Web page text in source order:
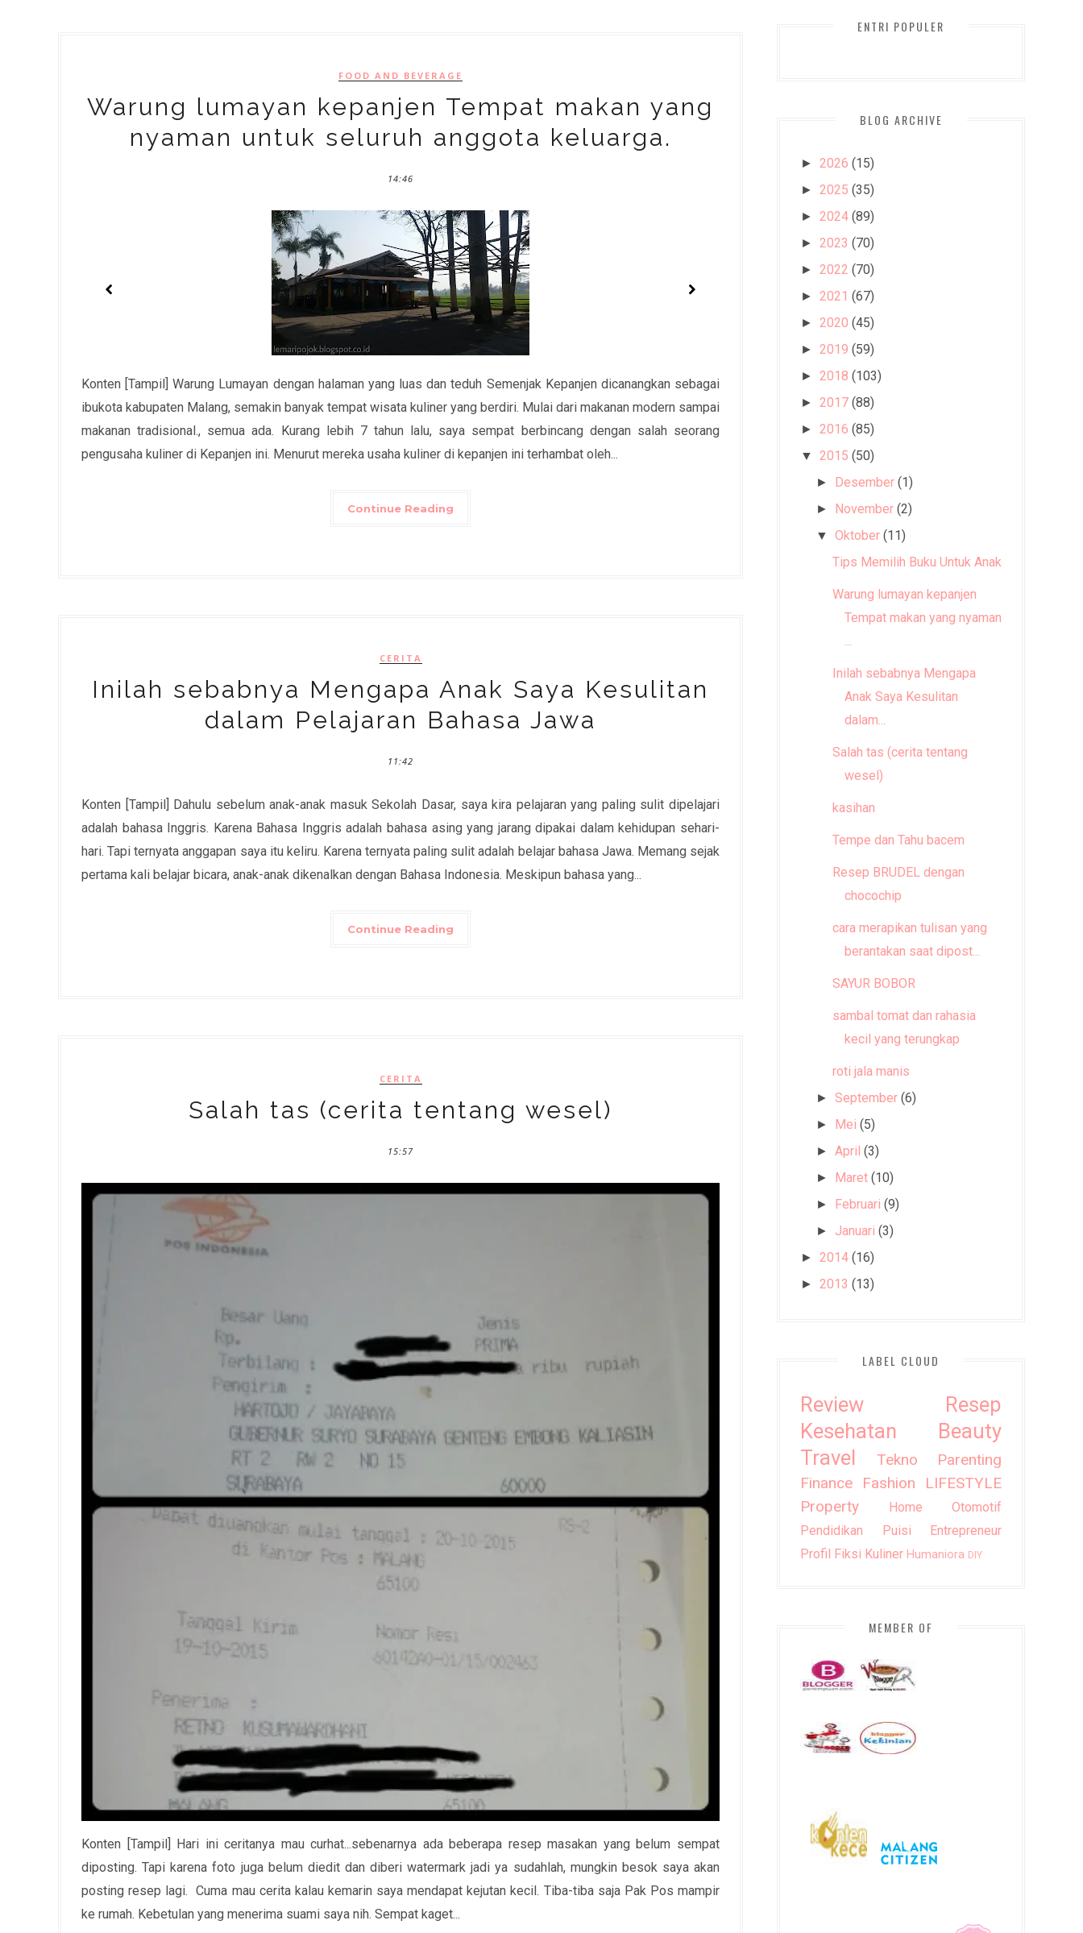
FOOD AND BEVERAGE
Warung lumayan kepanjen Tempat makan yang
nyaman untuk seluruh anggota keluarga.
14:46
Konten [Tampil] Warung Lumayan dengan halaman yang luas dan teduh Semenjak Kepanjen dicanangkan sebagai
ibukota kabupaten Malang, semakin banyak tempat wisata kuliner yang berdiri. Mulai dari makanan modern sampai
makanan tradisional., semua ada. Kurang lebih 7 tahun lalu, saya sempat berbincang dengan salah seorang
pengusaha kuliner di Kepanjen ini. Menurut mereka usaha kuliner di kepanjen ini terhambat oleh...
Continue Reading
CERITA
Inilah sebabnya Mengapa Anak Saya Kesulitan
dalam Pelajaran Bahasa Jawa
11:42
Konten [Tampil] Dahulu sebelum anak-anak masuk Sekolah Dasar, saya kira pelajaran yang paling sulit dipelajari
adalah bahasa Inggris. Karena Bahasa Inggris adalah bahasa asing yang jarang dipakai dalam kehidupan sehari-
hari. Tapi ternyata anggapan saya itu keliru. Karena ternyata paling sulit adalah belajar bahasa Jawa. Memang sejak
pertama kali belajar bicara, anak-anak dikenalkan dengan Bahasa Indonesia. Meskipun bahasa yang...
Continue Reading
CERITA
Salah tas (cerita tentang wesel)
15:57
Konten [Tampil] Hari ini ceritanya mau curhat...sebenarnya ada beberapa resep masakan yang belum sempat
diposting. Tapi karena foto juga belum diedit dan diberi watermark jadi ya sudahlah, mungkin besok saya akan
posting resep lagi. Cuma mau cerita kalau kemarin saya mendapat kejutan kecil. Tiba-tiba saja Pak Pos mampir
ke rumah. Kebetulan yang menerima suami saya nih. Sempat kaget...
ENTRI POPULER
BLOG ARCHIVE
► 2026 (15)
► 2025 (35)
► 2024 (89)
► 2023 (70)
► 2022 (70)
► 2021 (67)
► 2020 (45)
► 2019 (59)
► 2018 (103)
► 2017 (88)
► 2016 (85)
▼ 2015 (50)
► Desember (1)
► November (2)
▼ Oktober (11)
Tips Memilih Buku Untuk Anak
Warung lumayan kepanjen
Tempat makan yang nyaman
...
Inilah sebabnya Mengapa
Anak Saya Kesulitan
dalam...
Salah tas (cerita tentang
wesel)
kasihan
Tempe dan Tahu bacem
Resep BRUDEL dengan
chocochip
cara merapikan tulisan yang
berantakan saat dipost...
SAYUR BOBOR
sambal tomat dan rahasia
kecil yang terungkap
roti jala manis
►September (6)
► Mei (5)
►April (3)
► Maret (10)
► Februari (9)
► Januari (3)
► 2014 (16)
► 2013 (13)
LABEL CLOUD
Review
Resep
Kesehatan
Beauty
Travel
Tekno
Parenting
Finance
Fashion
LIFESTYLE
Property
Home
Otomotif
Pendidikan
Puisi
Entrepreneur
Profil Fiksi Kuliner Humaniora DIY
MEMBER OF